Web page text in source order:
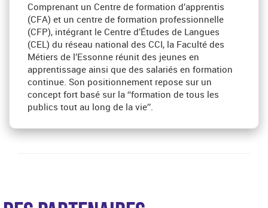
Comprenant un Centre de formation d’apprentis
(CFA) et un centre de formation professionnelle
(CFP), intégrant le Centre d’Études de Langues
(CEL) du réseau national des CCI, la Faculté des
Métiers de l’Essonne réunit des jeunes en
apprentissage ainsi que des salariés en formation
continue. Son positionnement repose sur un
concept fort basé sur la ‘‘formation de tous les
publics tout au long de la vie’’.